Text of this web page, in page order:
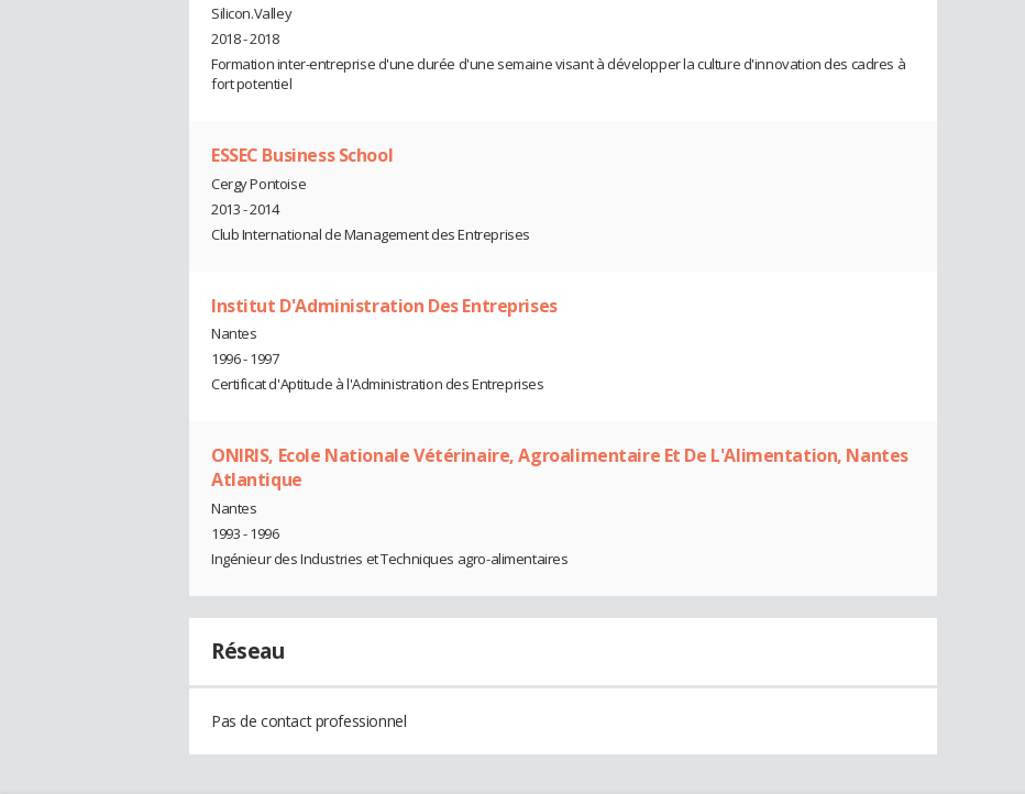
Silicon.Valley
2018 - 2018
Formation inter-entreprise d'une durée d'une semaine visant à développer la culture d'innovation des cadres à
fort potentiel
ESSEC Business School
Cergy Pontoise
2013 - 2014
Club International de Management des Entreprises
Institut D'Administration Des Entreprises
Nantes
1996 - 1997
Certificat d'Aptitude à l'Administration des Entreprises
ONIRIS, Ecole Nationale Vétérinaire, Agroalimentaire Et De L'Alimentation, Nantes
Atlantique
Nantes
1993 - 1996
Ingénieur des Industries et Techniques agro-alimentaires
Réseau
Pas de contact professionnel